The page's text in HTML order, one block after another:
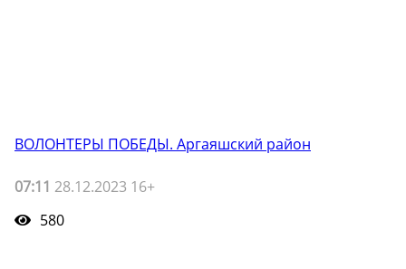
ВОЛОНТЕРЫ ПОБЕДЫ. Аргаяшский район
07:11 28.12.2023 16+
580